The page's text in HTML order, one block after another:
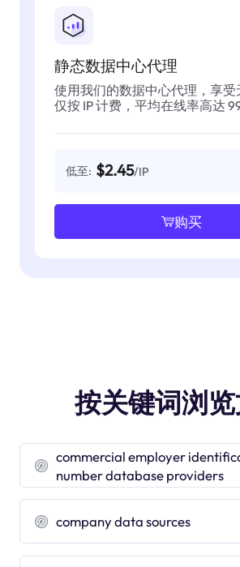
静态数据中心代理
使用我们的数据中心代理，享受
仅按 IP 计费，平均在线率高达
低至: $2.45/IP
购买
按关键词浏
commercial employer
number database providers
company data sources